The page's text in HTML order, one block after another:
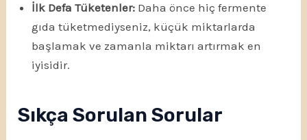
İlk Defa Tüketenler: Daha önce hiç fermente
gıda tüketmediyseniz, küçük miktarlarda
başlamak ve zamanla miktarı artırmak en
iyisidir.
Sıkça Sorulan Sorular